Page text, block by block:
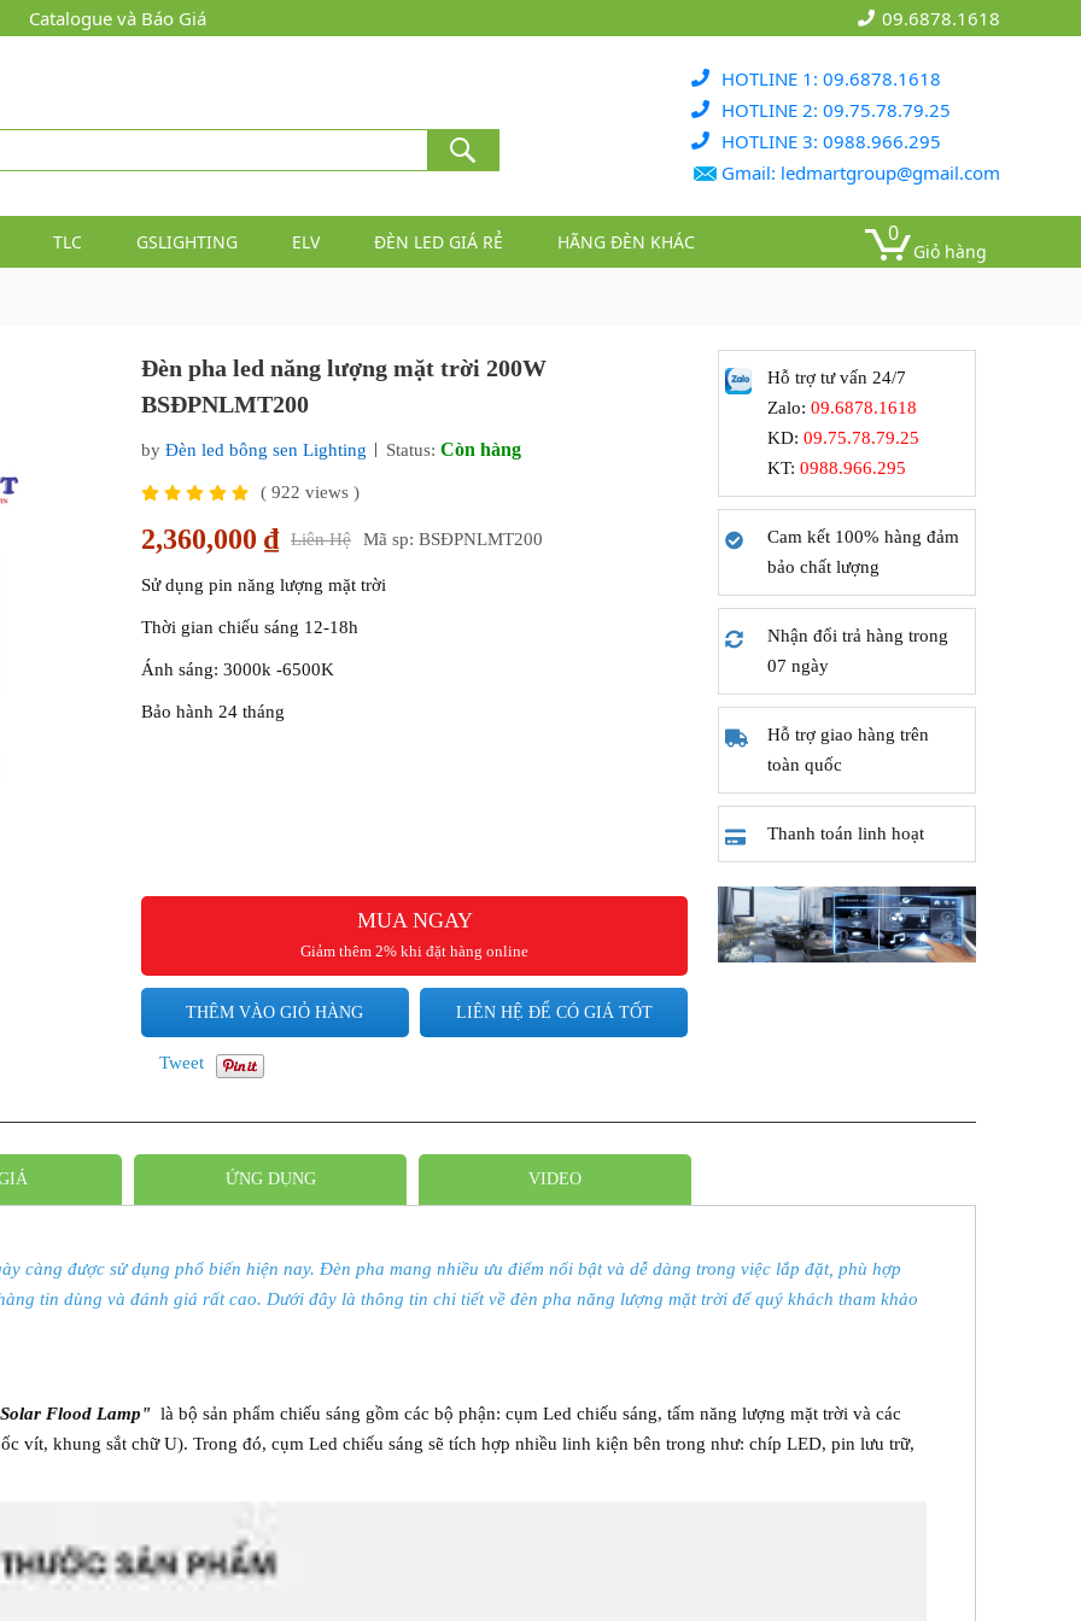
Catalogue và Báo Giá 09.6878.1618
HOTLINE 1: 09.6878.1618
HOTLINE 2: 09.75.78.79.25
HOTLINE 3: 0988.966.295
Gmail: ledmartgroup@gmail.com
TLC GSLIGHTING ELV ĐÈN LED GIÁ RẺ HÃNG ĐÈN KHÁC 0
Giỏ hàng
Đèn pha led năng lượng mặt trời 200W
BSĐPNLMT200
by Đèn led bông sen Lighting Status: Còn hàng
(922 views )
2,360,000 ₫ Liên Hệ Mã sp: BSĐPNLMT200
Sử dụng pin năng lượng mặt trời
Thời gian chiếu sáng 12-18h
Ánh sáng: 3000k -6500K
Bảo hành 24 tháng
MUA NGAY
Giảm thêm 2% khi đặt hàng online
THÊM VÀO GIỎ HÀNG LIÊN HỆ ĐỂ CÓ GIÁ TỐT
Tweet
Hỗ trợ tư vấn 24/7
Zalo: 09.6878.1618
KD: 09.75.78.79.25
KT: 0988.966.295
Cam kết 100% hàng đảm
bảo chất lượng
Nhận đổi trả hàng trong
07 ngày
Hỗ trợ giao hàng trên
toàn quốc
Thanh toán linh hoạt
ỨNG DỤNG VIDEO
càng được sử dụng phổ biến hiện nay. Đèn pha mang nhiều ưu điểm nổi bật và dễ dàng trong việc lắp đặt, phù hợp
tin dùng và đánh giá rất cao. Dưới đây là thông tin chi tiết về đèn pha năng lượng mặt trời để quý khách tham khảo
Flood Lamp" là bộ sản phẩm chiếu sáng gồm các bộ phận: cụm Led chiếu sáng, tấm năng lượng mặt trời và các
vít, khung sắt chữ U). Trong đó, cụm Led chiếu sáng sẽ tích hợp nhiều linh kiện bên trong như: chíp LED, pin lưu trữ,